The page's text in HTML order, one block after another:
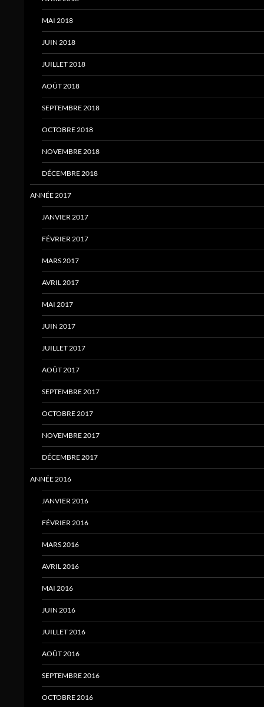
MAI 2018
JUIN 2018
JUILLET 2018
AOÛT 2018
SEPTEMBRE 2018
OCTOBRE 2018
NOVEMBRE 2018
DÉCEMBRE 2018
ANNÉE 2017
JANVIER 2017
FÉVRIER 2017
MARS 2017
AVRIL 2017
MAI 2017
JUIN 2017
JUILLET 2017
AOÛT 2017
SEPTEMBRE 2017
OCTOBRE 2017
NOVEMBRE 2017
DÉCEMBRE 2017
ANNÉE 2016
JANVIER 2016
FÉVRIER 2016
MARS 2016
AVRIL 2016
MAI 2016
JUIN 2016
JUILLET 2016
AOÛT 2016
SEPTEMBRE 2016
OCTOBRE 2016